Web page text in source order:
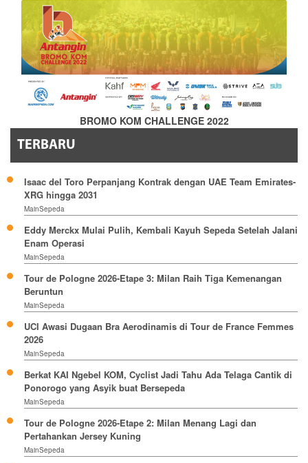
BROMO KOM CHALLENGE 2022
TERBARU
Isaac del Toro Perpanjang Kontrak dengan UAE Team Emirates-
XRG hingga 2031
MainSepeda
Eddy Merckx Mulai Pulih, Kembali Kayuh Sepeda Setelah Jalani
Enam Operasi
MainSepeda
Tour de Pologne 2026-Etape 3: Milan Raih Tiga Kemenangan
Beruntun
MainSepeda
UCI Awasi Dugaan Bra Aerodinamis di Tour de France Femmes
2026
MainSepeda
Berkat KAI Ngebel KOM, Cyclist Jadi Tahu Ada Telaga Cantik di
Ponorogo yang Asyik buat Bersepeda
MainSepeda
Tour de Pologne 2026-Etape 2: Milan Menang Lagi dan
Pertahankan Jersey Kuning
MainSepeda